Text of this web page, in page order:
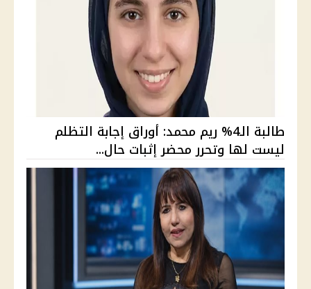
طالبة الـ4% ريم محمد: أوراق إجابة التظلم
ليست لها وتحرر محضر إثبات حال...